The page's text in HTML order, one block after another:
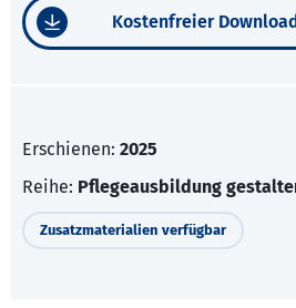
Kostenfreier Download
Erschienen: 2025
Reihe: Pflegeausbildung
Zusatzmaterialien verfügbar